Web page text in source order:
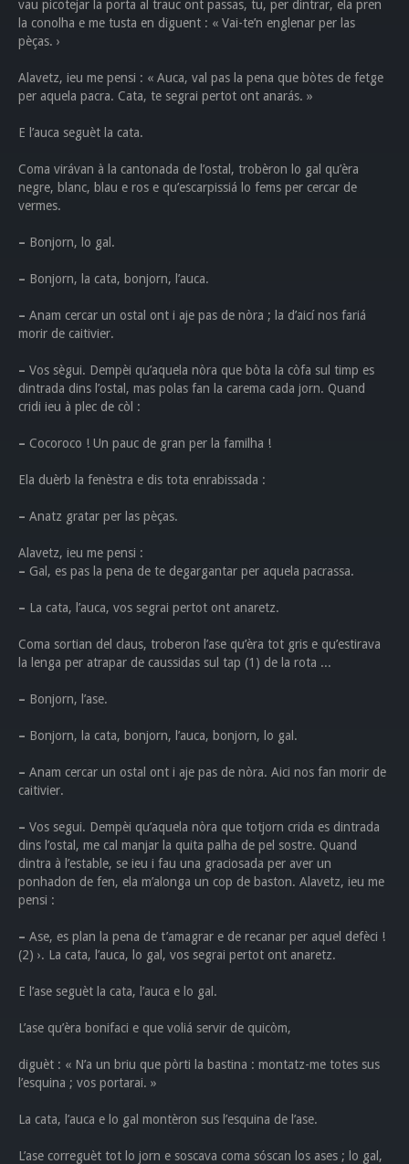
vau picotejar la porta al trauc ont passas, tu, per dintrar, ela pren
la conolha e me tusta en diguent : « Vai-te’n englenar per las
pèças. ›
Alavetz, ieu me pensi : « Auca, val pas la pena que bòtes de fetge
per aquela pacra. Cata, te segrai pertot ont anarás. »
E l’auca seguèt la cata.
Coma virávan à la cantonada de l’ostal, trobèron lo gal qu’èra
negre, blanc, blau e ros e qu’escarpissiá lo fems per cercar de
vermes.
– Bonjorn, lo gal.
– Bonjorn, la cata, bonjorn, l’auca.
– Anam cercar un ostal ont i aje pas de nòra ; la d’aicí nos fariá
morir de caitivier.
– Vos sègui. Dempèi qu’aquela nòra que bòta la còfa sul timp es
dintrada dins l’ostal, mas polas fan la carema cada jorn. Quand
cridi ieu à plec de còl :
– Cocoroco ! Un pauc de gran per la familha !
Ela duèrb la fenèstra e dis tota enrabissada :
– Anatz gratar per las pèças.
Alavetz, ieu me pensi :
– Gal, es pas la pena de te degargantar per aquela pacrassa.
– La cata, l’auca, vos segrai pertot ont anaretz.
Coma sortian del claus, troberon l’ase qu’èra tot gris e qu’estirava
la lenga per atrapar de caussidas sul tap (1) de la rota ...
– Bonjorn, l’ase.
– Bonjorn, la cata, bonjorn, l’auca, bonjorn, lo gal.
– Anam cercar un ostal ont i aje pas de nòra. Aici nos fan morir de
caitivier.
– Vos segui. Dempèi qu’aquela nòra que totjorn crida es dintrada
dins l’ostal, me cal manjar la quita palha de pel sostre. Quand
dintra à l’estable, se ieu i fau una graciosada per aver un
ponhadon de fen, ela m’alonga un cop de baston. Alavetz, ieu me
pensi :
– Ase, es plan la pena de t’amagrar e de recanar per aquel defèci !
(2) ›. La cata, l’auca, lo gal, vos segrai pertot ont anaretz.
E l’ase seguèt la cata, l’auca e lo gal.
L’ase qu’èra bonifaci e que voliá servir de quicòm,
diguèt : « N’a un briu que pòrti la bastina : montatz-me totes sus
l’esquina ; vos portarai. »
La cata, l’auca e lo gal montèron sus l’esquina de l’ase.
L’ase correguèt tot lo jorn e soscava coma sóscan los ases ; lo gal,